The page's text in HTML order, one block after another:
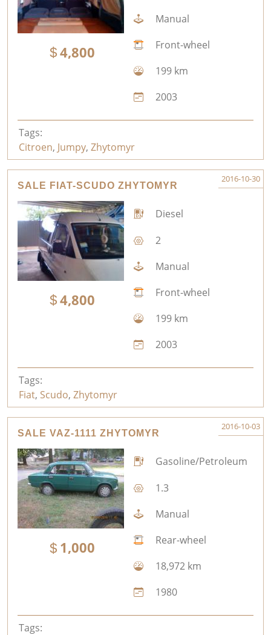
4,800
Manual
Front-wheel
199 km
2003
Tags:
Citroen, Jumpy, Zhytomyr
SALE FIAT-SCUDO ZHYTOMYR
2016-10-30
4,800
Diesel
2
Manual
Front-wheel
199 km
2003
Tags:
Fiat, Scudo, Zhytomyr
SALE VAZ-1111 ZHYTOMYR
2016-10-03
1,000
Gasoline/Petroleum
1.3
Manual
Rear-wheel
18,972 km
1980
Tags: